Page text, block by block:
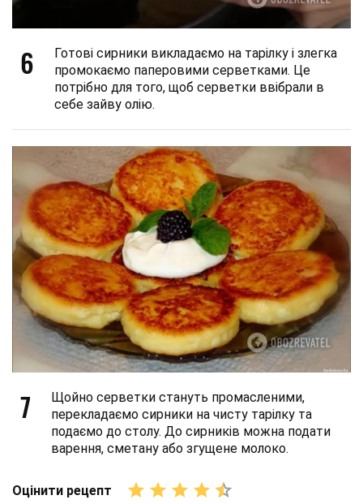
6
Готові сирники викладаємо на тарілку і злегка
промокаємо паперовими серветками. Це
потрібно для того, щоб серветки ввібрали в
себе зайву олію.
7
Щойно серветки стануть промасленими,
перекладаємо сирники на чисту тарілку та
подаємо до столу. До сирників можна подати
варення, сметану або згущене молоко.
Оцінити рецепт